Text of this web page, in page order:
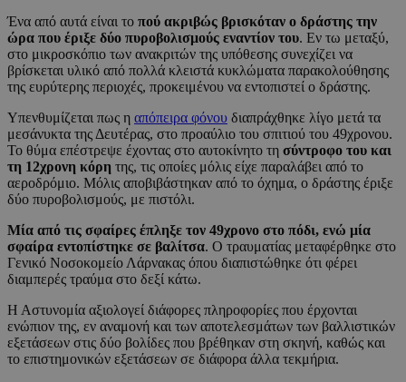
Ένα από αυτά είναι το πού ακριβώς βρισκόταν ο δράστης την
ώρα που έριξε δύο πυροβολισμούς εναντίον του. Εν τω μεταξύ,
στο μικροσκόπιο των ανακριτών της υπόθεσης συνεχίζει να
βρίσκεται υλικό από πολλά κλειστά κυκλώματα παρακολούθησης
της ευρύτερης περιοχές, προκειμένου να εντοπιστεί ο δράστης.
Υπενθυμίζεται πως η απόπειρα φόνου διαπράχθηκε λίγο μετά τα
μεσάνυκτα της Δευτέρας, στο προαύλιο του σπιτιού του 49χρονου.
Το θύμα επέστρεψε έχοντας στο αυτοκίνητο τη σύντροφο του και
τη 12χρονη κόρη της, τις οποίες μόλις είχε παραλάβει από το
αεροδρόμιο. Μόλις αποβιβάστηκαν από το όχημα, ο δράστης έριξε
δύο πυροβολισμούς, με πιστόλι.
Μία από τις σφαίρες έπληξε τον 49χρονο στο πόδι, ενώ μία
σφαίρα εντοπίστηκε σε βαλίτσα. Ο τραυματίας μεταφέρθηκε στο
Γενικό Νοσοκομείο Λάρνακας όπου διαπιστώθηκε ότι φέρει
διαμπερές τραύμα στο δεξί κάτω.
Η Αστυνομία αξιολογεί διάφορες πληροφορίες που έρχονται
ενώπιον της, εν αναμονή και των αποτελεσμάτων των βαλλιστικών
εξετάσεων στις δύο βολίδες που βρέθηκαν στη σκηνή, καθώς και
το επιστημονικών εξετάσεων σε διάφορα άλλα τεκμήρια.